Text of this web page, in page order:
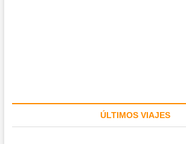
ÚLTIMOS VIAJES